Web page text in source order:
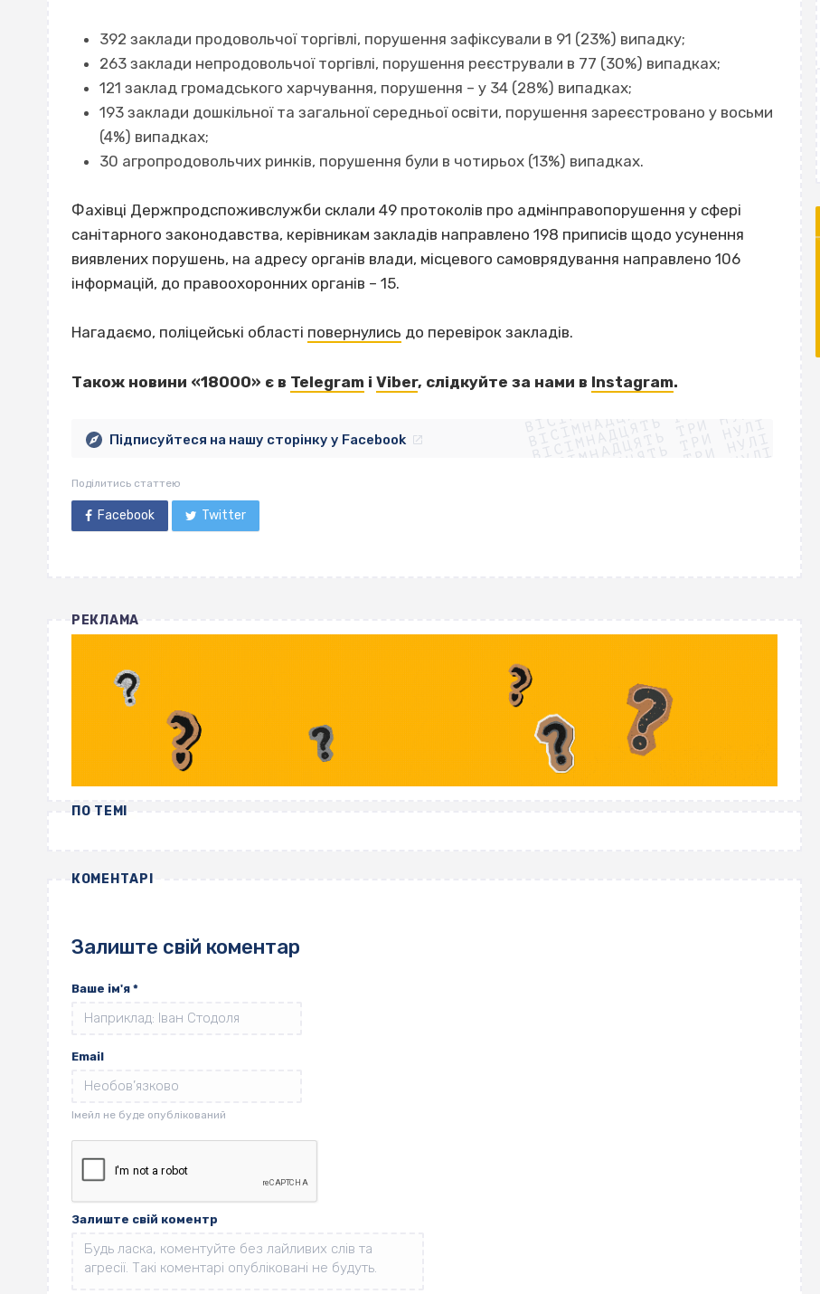
392 заклади продовольчої торгівлі, порушення зафіксували в 91 (23%) випадку;
263 заклади непродовольчої торгівлі, порушення реєстрували в 77 (30%) випадках;
121 заклад громадського харчування, порушення – у 34 (28%) випадках;
193 заклади дошкільної та загальної середньої освіти, порушення зареєстровано у восьми
(4%) випадках;
30 агропродовольчих ринків, порушення були в чотирьох (13%) випадках.
Фахівці Держпродспоживслужби склали 49 протоколів про адмінправопорушення у сфері
санітарного законодавства, керівникам закладів направлено 198 приписів щодо усунення
виявлених порушень, на адресу органів влади, місцевого самоврядування направлено 106
інформацій, до правоохоронних органів – 15.
Нагадаємо, поліцейські області повернулись до перевірок закладів.
Також новини «18000» є в Telegram і Viber, слідкуйте за нами в Instagram.
ВІСІМНАДЦЯТЬ ТРИ НУЛІ
ВІСІМНАДЦЯТЬ ТРИ НУЛІ
ВІСІМНАДЦЯТЬ ТРИ НУЛІ
ВІСІМНАДЦЯТЬ ТРИ НУЛІ
ВІСІМНАДЦЯТЬ ТРИ НУЛІ
ВІСІМНАДЦЯТЬ ТРИ НУЛІ
ВІСІМНАДЦЯТЬ ТРИ НУЛІ
Підписуйтеся на нашу сторінку у Facebook
Поділитись статтею
Facebook Twitter
РЕКЛАМА
ПО ТЕМІ
КОМЕНТАРІ
Залиште свій коментар
Ваше ім'я *
Email
Залиште свій коментр